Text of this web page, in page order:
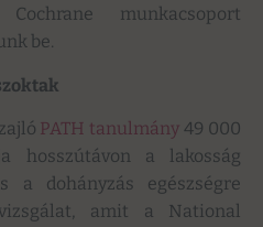
munkacsoport
be.
PATH tanulmány 49 000
hosszútávon a lakosság
a dohányzás egészségre
amit a National